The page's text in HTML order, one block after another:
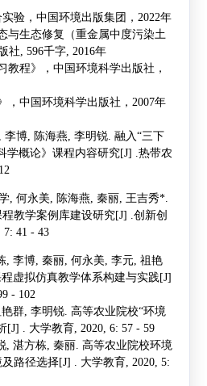
验，中国环境出版集团， 2022年
与生态修复（重金属中度污染土
社 , 596千字, 2016年
教程》，中国环境科学出版社，
，中国环境科学出版社， 2007年
李博, 陈海燕 李明锐. 融入 “三下
学概论》课程内容研究[J] . 热带农
, 何永美 陈海燕 秦丽, 王吉秀*.
教学案例库建设研究[J] . 创新创
7: 41 - 43
李博, 秦丽, 何永美 李元, 祖艳
虚拟仿真教学体系构建与实践[J]
- 102
群, 李明锐. 高等农业院校“环境
[J] . 大学教育, 2020, 6: 57 - 59
, 湛方栋 秦丽. 高等农业院校环境
路径选择[J] . 大学教育, 2020, 5: